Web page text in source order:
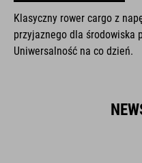
Klasyczny rower cargo z
przyjaznego dla środowiska
Uniwersalność na co dzień.